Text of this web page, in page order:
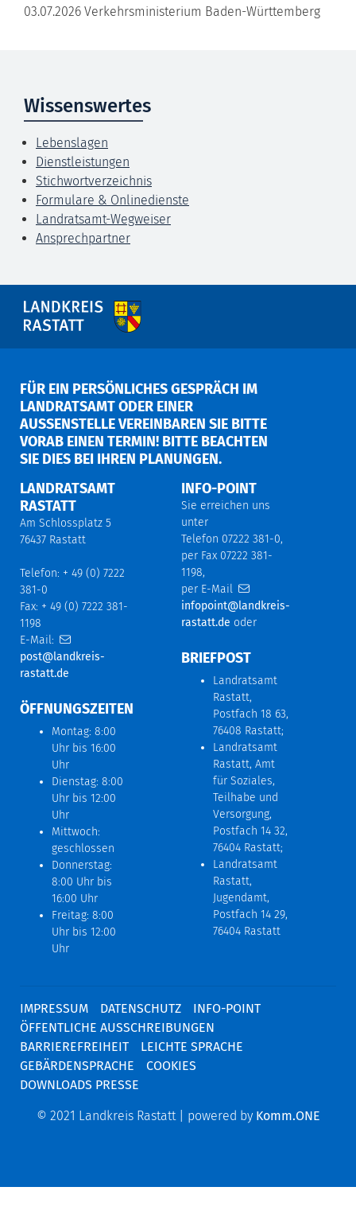
03.07.2026 Verkehrsministerium Baden-Württemberg
Wissenswertes
Lebenslagen
Dienstleistungen
Stichwortverzeichnis
Formulare & Onlinedienste
Landratsamt-Wegweiser
Ansprechpartner
FÜR EIN PERSÖNLICHES GESPRÄCH IM
LANDRATSAMT ODER EINER
AUSSENSTELLE VEREINBAREN SIE BITTE V
ORAB EINEN TERMIN! BITTE BEACHTEN S
IE DIES BEI IHREN PLANUNGEN.
LANDRATSAMT
RASTATT
Am Schlossplatz 5
76437 Rastatt
Telefon: + 49 (0) 7222
381-0
Fax: + 49 (0) 7222 381-
1198
E-Mail:
post@landkreis-
rastatt.de
ÖFFNUNGSZEITEN
Montag: 8:00
Uhr bis 16:00
Uhr
Dienstag: 8:00
Uhr bis 12:00
Uhr
Mittwoch:
geschlossen
Donnerstag:
8:00 Uhr bis
16:00 Uhr
Freitag: 8:00
Uhr bis 12:00
Uhr
INFO-POINT
Sie erreichen uns
unter
Telefon 07222 381-0,
per Fax 07222 381-
1198,
per E-Mail
infopoint@landkreis-
rastatt.de oder
BRIEFPOST
Landratsamt
Rastatt,
Postfach 18 63,
76408 Rastatt;
Landratsamt
Rastatt, Amt
für Soziales,
Teilhabe und
Versorgung,
Postfach 14 32,
76404 Rastatt;
Landratsamt
Rastatt,
Jugendamt,
Postfach 14 29,
76404 Rastatt
IMPRESSUM DATENSCHUTZ
INFO-POINT
ÖFFENTLICHE AUSSCHREIBUNGEN
BARRIEREFREIHEIT
LEICHTE SPRACHE
GEBÄRDENSPRACHE
COOKIES
DOWNLOADS PRESSE
© 2021 Landkreis Rastatt | powered by Komm.ONE